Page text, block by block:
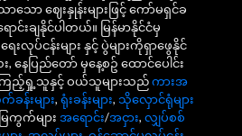
ော ဈေးနှုန်းများဖြင့် ကော်မရှင်ခ
းချနိုင်ပါတယ်။ မြန်မာနိုင်ငံမှ
ေးလုပ်ငန်းများ နှင့် ပွဲများကိုရှာဖွေနိုင်
, နေပြည်တော် မှနေ့စဥ် ထောင်ပေါင်း
ကြည့်ရှု့သူနှင့် ဝယ်သူများသည်ကားအ
ခန်းများ, ရုံးခန်းများ, သိုလှောင်ရုံများ
ကွက်များ အရောင်း/အငှား, လျှပ်စစ်